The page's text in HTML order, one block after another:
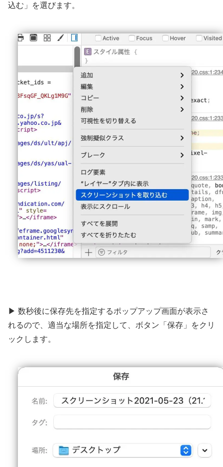
込む」を選びます。
▶ 数秒後に保存先を指定するポップアップ画面が表示さ
れるので、適当な場所を指定して、ボタン「保存」をクリ
ックします。